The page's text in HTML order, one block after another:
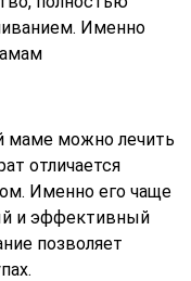
Именно
можно лечить
отличается
Именно его чаще
и эффективный
позволяет